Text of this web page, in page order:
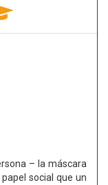
– la máscara
social que un